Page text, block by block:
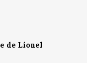
de Lionel